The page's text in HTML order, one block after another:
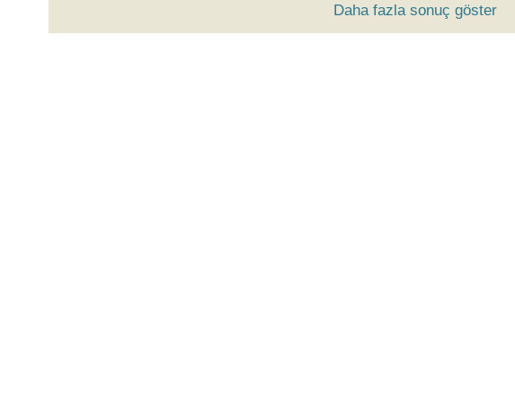
Daha fazla sonuç göster